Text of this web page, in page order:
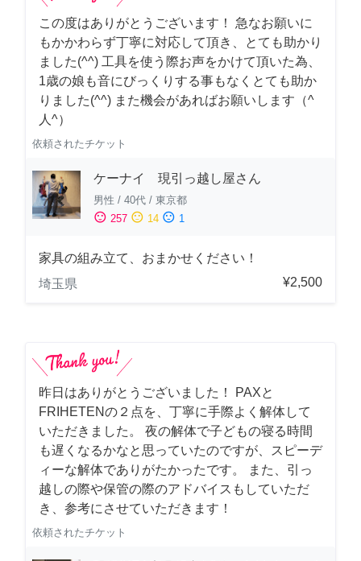
この度はありがとうございます！ 急なお願いに
もかかわらず丁寧に対応して頂き、とても助かり
ました(^^) 工具を使う際お声をかけて頂いた為、
1歳の娘も音にびっくりする事もなくとても助か
りました(^^) また機会があればお願いします（^
人^）
依頼されたチケット
ケーナイ 現引っ越し屋さん
男性 / 40代 / 東京都
sentiment_satisfied 257 sentiment_neutral 14 sentiment_dissatisfied 1
家具の組み立て、おまかせください！
埼玉県
¥2,500
昨日はありがとうございました！ PAXと
FRIHETENの２点を、丁寧に手際よく解体して
いただきました。 夜の解体で子どもの寝る時間
も遅くなるかなと思っていたのですが、スピーデ
ィーな解体でありがたかったです。 また、引っ
越しの際や保管の際のアドバイスもしていただ
き、参考にさせていただきます！
依頼されたチケット